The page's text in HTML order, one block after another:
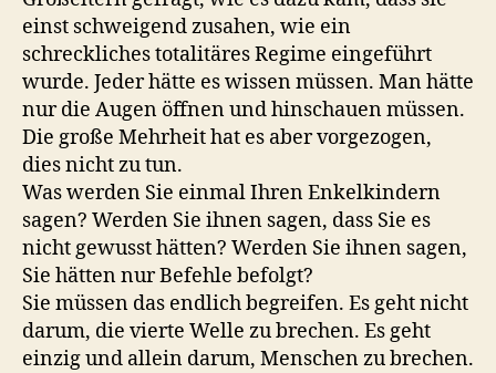
einst schweigend zusahen, wie ein
schreckliches totalitäres Regime eingeführt
wurde. Jeder hätte es wissen müssen. Man hätte
nur die Augen öffnen und hinschauen müssen.
Die große Mehrheit hat es aber vorgezogen,
dies nicht zu tun.
Was werden Sie einmal Ihren Enkelkindern
sagen? Werden Sie ihnen sagen, dass Sie es
nicht gewusst hätten? Werden Sie ihnen sagen,
Sie hätten nur Befehle befolgt?
Sie müssen das endlich begreifen. Es geht nicht
darum, die vierte Welle zu brechen. Es geht
einzig und allein darum, Menschen zu brechen.